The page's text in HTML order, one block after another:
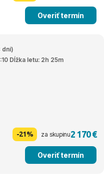
Overiť termín
dní)
Dĺžka letu: 2h 25m
-21% za skupinu2 170 €
Overiť termín